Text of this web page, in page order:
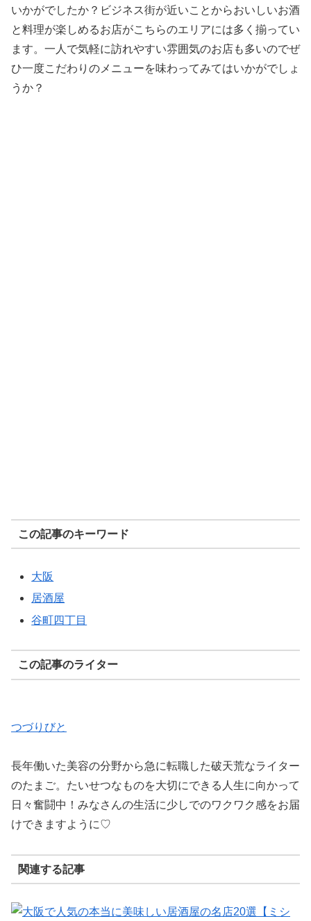
いかがでしたか？ビジネス街が近いことからおいしいお酒
と料理が楽しめるお店がこちらのエリアには多く揃ってい
ます。一人で気軽に訪れやすい雰囲気のお店も多いのでぜ
ひ一度こだわりのメニューを味わってみてはいかがでしょ
うか？
この記事のキーワード
大阪
居酒屋
谷町四丁目
この記事のライター
つづりびと
長年働いた美容の分野から急に転職した破天荒なライター
のたまご。たいせつなものを大切にできる人生に向かって
日々奮闘中！みなさんの生活に少しでのワクワク感をお届
けできますように♡
関連する記事